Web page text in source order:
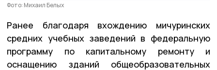
Фото: Михаил Белых
Ранее благодаря вхождению мичуринских
средних учебных заведений в федеральную
программу по капитальному ремонту и
оснащению зданий общеобразовательных